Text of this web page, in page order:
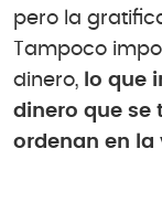
pero la
Tampoco
dinero, lo que
dinero que se
ordenan en la